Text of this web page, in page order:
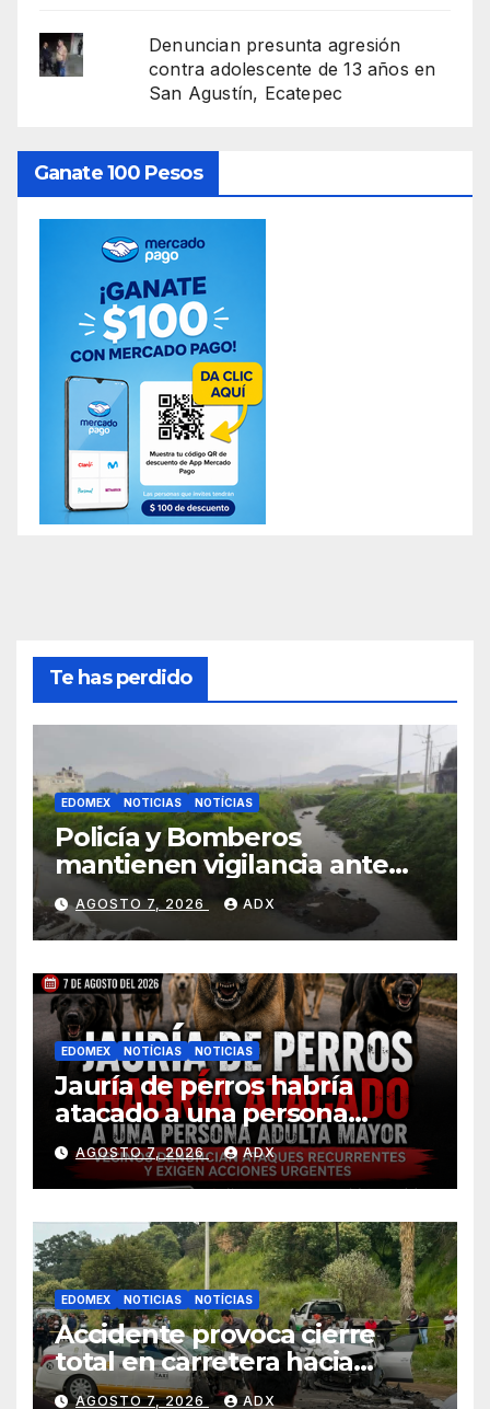
Denuncian presunta agresión
contra adolescente de 13 años en
San Agustín, Ecatepec
Ganate 100 Pesos
Te has perdido
EDOMEX NOTICIAS NOTÍCIAS
Policía y Bomberos
mantienen vigilancia ante
lluvias en Toluca
AGOSTO 7, 2026 ADX
EDOMEX NOTÍCIAS NOTICIAS
Jauría de perros habría
atacado a una persona
adulta mayor
presuntamente perdió la
vida en Ahuatenco
AGOSTO 7, 2026 ADX
EDOMEX NOTICIAS NOTÍCIAS
Accidente provoca cierre
total en carretera hacia
Jajalpa, Tenango del Valle
AGOSTO 7, 2026 ADX